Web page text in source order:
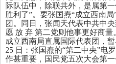
际队伍中，除联共外，是属第
胜利了”。要张国焘“成立西南
团。同日，张闻天代表中共中
愿 放 弃 第二党则他事更好商量
成立西南局直属国际代表团，
25 日：张国焘的“第二中央”电
作甚重要，国民党五次大会第